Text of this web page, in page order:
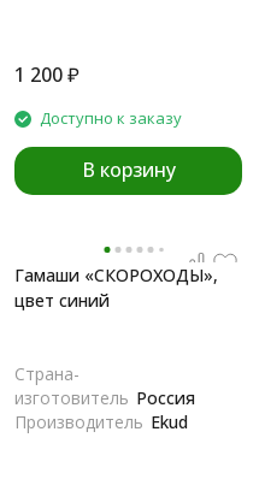
1 200₽
Доступно к заказу
В корзину
Гамаши «СКОРОХОДЫ»,
цвет синий
Страна-
изготовитель Россия
Производитель Ekud